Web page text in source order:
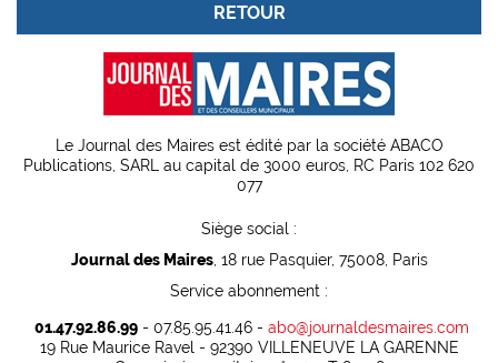
RETOUR
Le Journal des Maires est édité par la société ABACO
Publications, SARL au capital de 3000 euros, RC Paris 102 620
077
Siège social :
Journal des Maires, 18 rue Pasquier, 75008, Paris
Service abonnement :
01.47.92.86.99- 07.85.95.41.46 - abo@journaldesmaires.com
19 Rue Maurice Ravel - 92390 VILLENEUVE LA GARENNE